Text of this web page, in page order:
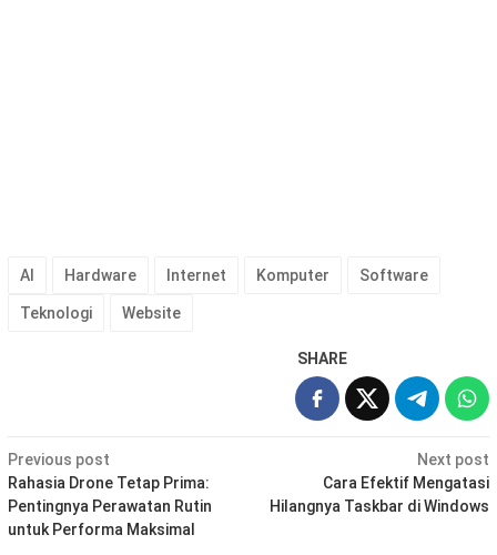
AI Hardware Internet Komputer Software
Teknologi Website
SHARE
Post
navigation
Previous post
Rahasia Drone Tetap Prima:
Pentingnya Perawatan Rutin
untuk Performa Maksimal
Next post
Cara Efektif Mengatasi
Hilangnya Taskbar di Windows